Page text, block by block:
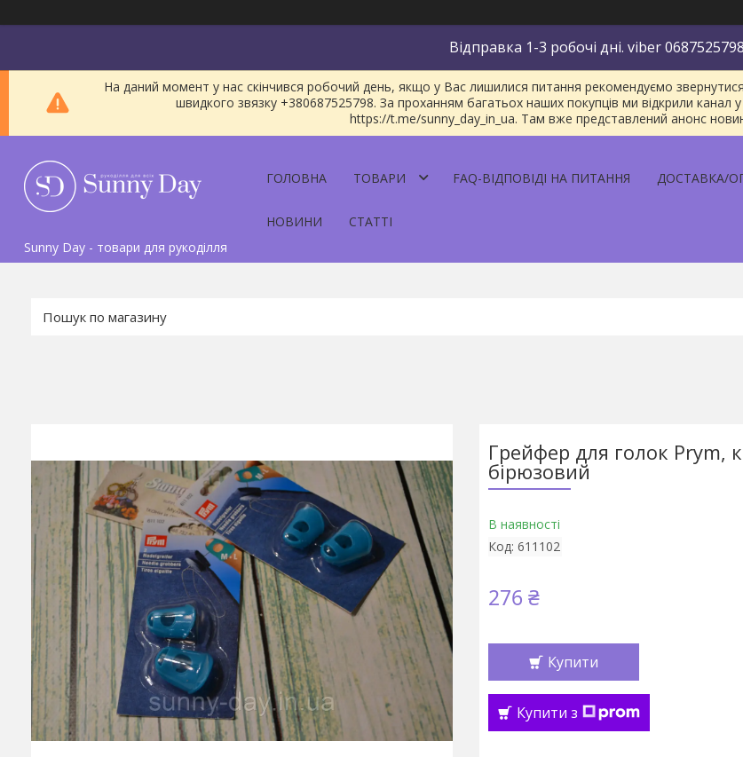
Відправка 1-3 робочі дні. viber 0687525798
На даний момент у нас скінчився робочий день, якщо у Вас лишилися питання рекомендуємо
швидкого звязку +380687525798. За проханням багатьох наших покупців ми відкрили
https://t.me/sunny_day_in_ua. Там вже представлений анонс
Sunny Day - товари для рукоділля
ГОЛОВНА ТОВАРИ FAQ-ВІДПОВІДІ НА ПИТАННЯ ДОСТАВКА/
НОВИНИ СТАТТІ
Грейфер для голок Prym,
бірюзовий
В наявності
Код: 611102
276 ₴
Купити
Купити з